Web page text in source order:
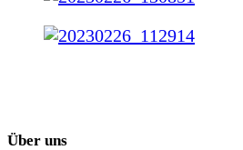
Über uns